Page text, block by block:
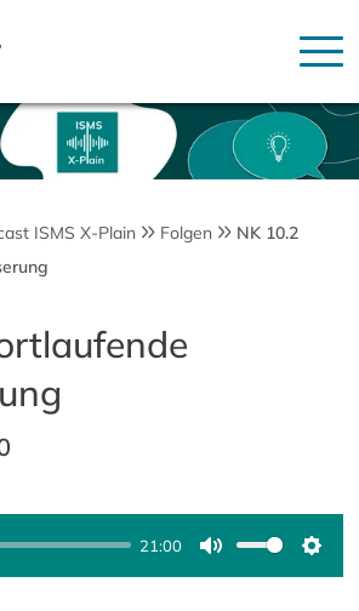
ISMS X-Plain Folgen
NK 10.2
21:00
Mute